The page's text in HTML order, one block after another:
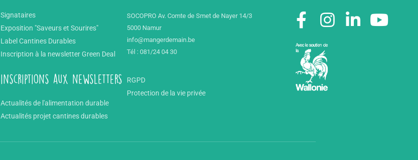
Signataires
Exposition "Saveurs et Sourires"
Label Cantines Durables
Inscription à la newsletter Green Deal
inscriptions aux newsletters
Actualités de l'alimentation durable
Actualités projet cantines durables
SOCOPRO Av. Comte de Smet de Nayer 14/3
5000 Namur
info@mangerdemain.be
Tél : 081/24 04 30
RGPD
Protection de la vie privée